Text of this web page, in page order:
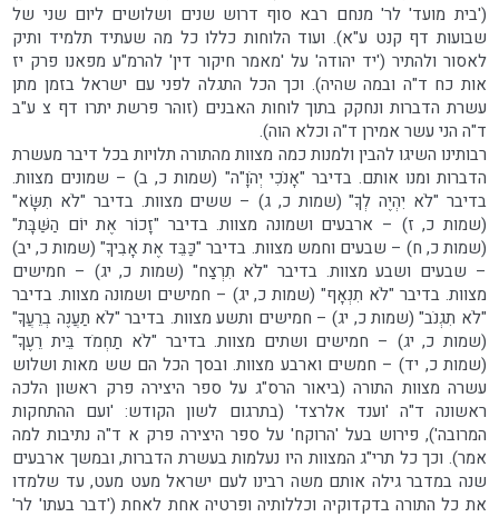
('בית מועד' לר' מנחם רבא סוף דרוש שנים ושלושים ליום שני של
שבועות דף קנט ע"א). ועוד הלוחות כללו כל מה שעתיד תלמיד ותיק
לאסור ולהתיר ('יד יהודה' על 'מאמר חיקור דין' להרמ"ע מפאנו פרק יז
אות כח ד"ה ובמה שהיה). וכך הכל התגלה לפני עם ישראל בזמן מתן
עשרת הדברות ונחקק בתוך לוחות האבנים (זוהר פרשת יתרו דף צ ע"ב
ד"ה הני עשר אמירן ד"ה וכלא הוה).
רבותינו השיגו להבין ולמנות כמה מצוות מהתורה תלויות בכל דיבר מעשרת
הדברות ומנו אותם. בדיבר "אָנֹכִי יְהֹוָ"ה" (שמות כ, ב) – שמונים מצוות.
בדיבר "לֹא יִהְיֶה לְךָ" (שמות כ, ג) – ששים מצוות. בדיבר "לֹא תִשָּׂא"
(שמות כ, ז) – ארבעים ושמונה מצוות. בדיבר "זָכוֹר אֶת יוֹם הַשַּׁבָּת"
(שמות כ, ח) – שבעים וחמש מצוות. בדיבר "כַּבֵּד אֶת אָבִיךָ" (שמות כ, יב)
– שבעים ושבע מצוות. בדיבר "לֹא תִרְצַח" (שמות כ, יג) – חמישים
מצוות. בדיבר "לֹא תִנְאָף" (שמות כ, יג) – חמישים ושמונה מצוות. בדיבר
"לֹא תִגְנֹב" (שמות כ, יג) – חמישים ותשע מצוות. בדיבר "לֹא תַעֲנֶה בְרֵעֲךָ"
(שמות כ, יג) – חמישים ושתים מצוות. בדיבר "לֹא תַחְמֹד בֵּית רֵעֶךָ"
(שמות כ, יד) – חמשים וארבע מצוות. ובסך הכל הם שש מאות ושלוש
עשרה מצוות התורה (ביאור הרס"ג על ספר היצירה פרק ראשון הלכה
ראשונה ד"ה 'וענד אלרצד' (בתרגום לשון הקודש: 'ועם ההתחקות
המרובה'), פירוש בעל 'הרוקח' על ספר היצירה פרק א ד"ה נתיבות למה
אמר). וכך כל תרי"ג המצוות היו נעלמות בעשרת הדברות, ובמשך ארבעים
שנה במדבר גילה אותם משה רבינו לעם ישראל מעט מעט, עד שלמדו
את כל התורה בדקדוקיה וכללותיה ופרטיה אחת לאחת ('דבר בעתו' לר'